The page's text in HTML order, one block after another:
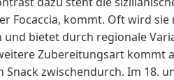
Focaccia, kommt. Oft wird
und bietet durch regionale
Zubereitungsart kommt
zwischendurch. Im 18.